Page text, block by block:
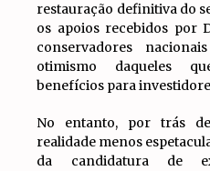
restauração definitiva do
os apoios recebidos por
conservadores
otimismo daqueles
benefícios para
No entanto, por trás
realidade menos
da candidatura de